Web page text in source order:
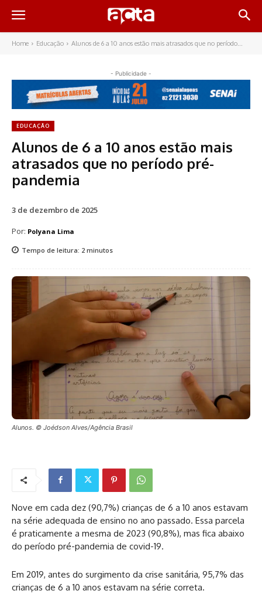
Home Educação Alunos de 6 a 10 anos estão mais atrasados que no período...
- Publicidade -
EDUCAÇÃO
Alunos de 6 a 10 anos estão mais
atrasados que no período pré-
pandemia
3 de dezembro de 2025
Por: Polyana Lima
Tempo de leitura: 2 minutos
Alunos. © Joédson Alves/Agência Brasil
Nove em cada dez (90,7%) crianças de 6 a 10 anos estavam
na série adequada de ensino no ano passado. Essa parcela
é praticamente a mesma de 2023 (90,8%), mas fica abaixo
do período pré-pandemia de covid-19.
Em 2019, antes do surgimento da crise sanitária, 95,7% das
crianças de 6 a 10 anos estavam na série correta.